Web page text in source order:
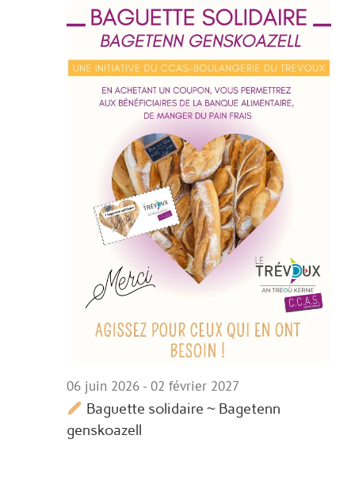
2026
Baguette solidaire ~ Bagetenn
genskoazell
06 juin 2026 - 02 février 2027